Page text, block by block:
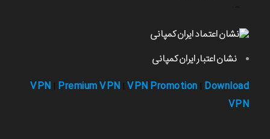
نشان اعتبار ایران کمپانی
VPN Premium VPN VPN Promotion Download
VPN